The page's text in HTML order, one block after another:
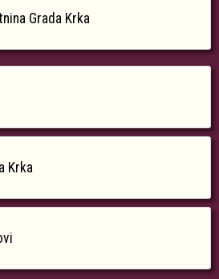
Grada Krka
Krka